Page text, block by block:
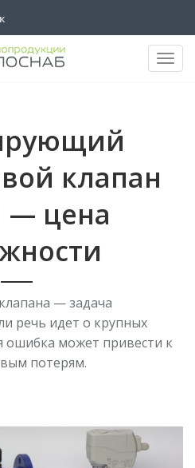
клапан
— цена
— задача
речь идет о крупных
ошибка может привести к
потерям.